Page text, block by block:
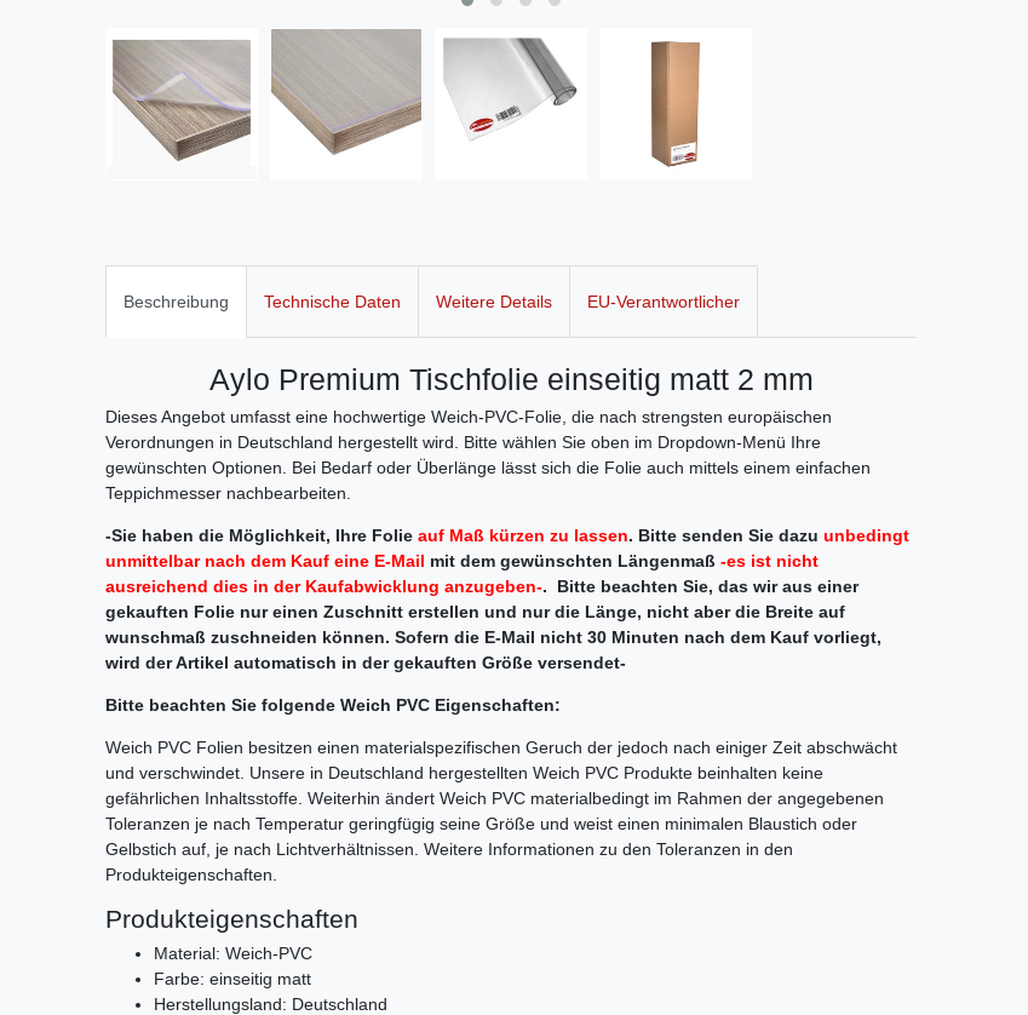
Beschreibung Technische Daten Weitere Details EU-Verantwortlicher
Aylo Premium Tischfolie einseitig matt 2 mm
Dieses Angebot umfasst eine hochwertige Weich-PVC-Folie, die nach strengsten europäischen
Verordnungen in Deutschland hergestellt wird. Bitte wählen Sie oben im Dropdown-Menü Ihre
gewünschten Optionen. Bei Bedarf oder Überlänge lässt sich die Folie auch mittels einem einfachen
Teppichmesser nachbearbeiten.
-Sie haben die Möglichkeit, Ihre Folie auf Maß kürzen zu lassen. Bitte senden Sie dazu unbedingt
unmittelbar nach dem Kauf eine E-Mail mit dem gewünschten Längenmaß -es ist nicht
ausreichend dies in der Kaufabwicklung anzugeben-. Bitte beachten Sie, das wir aus einer
gekauften Folie nur einen Zuschnitt erstellen und nur die Länge, nicht aber die Breite auf
wunschmaß zuschneiden können. Sofern die E-Mail nicht 30 Minuten nach dem Kauf vorliegt,
wird der Artikel automatisch in der gekauften Größe versendet-
Bitte beachten Sie folgende Weich PVC Eigenschaften:
Weich PVC Folien besitzen einen materialspezifischen Geruch der jedoch nach einiger Zeit abschwächt
und verschwindet. Unsere in Deutschland hergestellten Weich PVC Produkte beinhalten keine
gefährlichen Inhaltsstoffe. Weiterhin ändert Weich PVC materialbedingt im Rahmen der angegebenen
Toleranzen je nach Temperatur geringfügig seine Größe und weist einen minimalen Blaustich oder
Gelbstich auf, je nach Lichtverhältnissen. Weitere Informationen zu den Toleranzen in den
Produkteigenschaften.
Produkteigenschaften
Material: Weich-PVC
Farbe: einseitig matt
Herstellungsland: Deutschland